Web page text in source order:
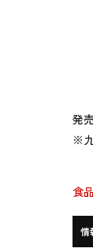
発
※
食品
情